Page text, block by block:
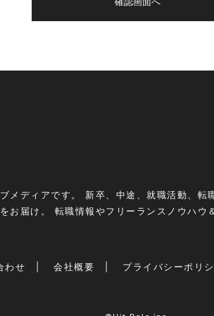
メディアです。 新卒、中途、就職活動、
お届け。 転職情報やフリーランスノウハ
わせ 会社概要 プライバシーポリ